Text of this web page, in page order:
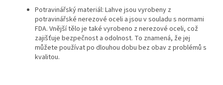
Potravinářský materiál: Lahve jsou vyrobeny z
potravinářské nerezové oceli a jsou v souladu s normami
FDA. Vnější tělo je také vyrobeno z nerezové oceli, což
zajišťuje bezpečnost a odolnost. To znamená, že jej
můžete používat po dlouhou dobu bez obav z problémů s
kvalitou.